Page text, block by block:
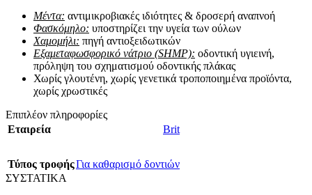
Μέντα: αντιμικροβιακές ιδιότητες & δροσερή αναπνοή
Φασκόμηλο: υποστηρίζει την υγεία των ούλων
Χαμομήλι: πηγή αντιοξειδωτικών
Εξαμεταφωσφορικό νάτριο (SHMP): οδοντική υγιεινή,
πρόληψη του σχηματισμού οδοντικής πλάκας
Χωρίς γλουτένη, χωρίς γενετικά τροποποιημένα προϊόντα,
χωρίς χρωστικές
Επιπλέον πληροφορίες
Εταιρεία
Brit
Τύπος τροφήςΓια καθαρισμό δοντιών
ΣΥΣΤΑΤΙΚΑ